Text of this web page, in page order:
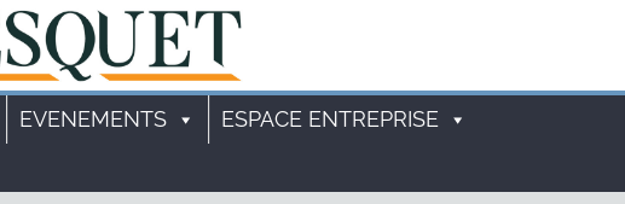
EVENEMENTS
ESPACE ENTREPRISE